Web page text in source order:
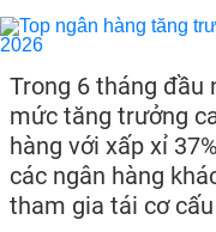
Trong 6 tháng đầu
mức tăng trưởng
hàng với xấp xỉ
các ngân hàng
tham gia tái cơ